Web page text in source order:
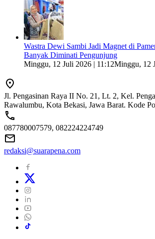
Wastra Dewi Sambi Jadi Magnet di
Banyak Diminati Pengunjung
Minggu, 12 Juli 2026 | 11:12Minggu, 12
Jl. Pengasinan Raya II No. 21, Lt. 2, Kel.
Rawalumbu, Kota Bekasi, Jawa Barat. Kode
087780007579, 082224224749
redaksi@suarapena.com